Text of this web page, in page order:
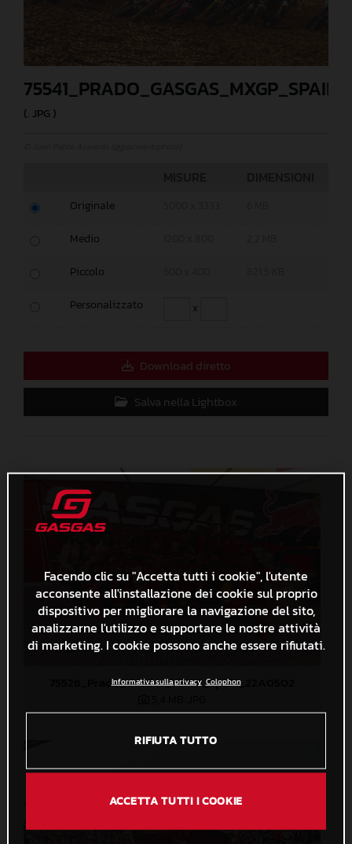
(. JPG )
Originale
Medio
Piccolo
Personalizzato x
Download diretto
Salva nella Lightbox
75526_Prado_GasGas_MXGP_Spain_22A0502
Facendo clic su "Accetta tutti i cookie", l'utente
acconsente all'installazione dei cookie sul proprio
dispositivo per migliorare la navigazione del sito,
analizzarne l'utilizzo e supportare le nostre attività
di marketing. I cookie possono anche essere rifiutati.
Informativa sulla privacy Colophon
RIFIUTA TUTTO
ACCETTA TUTTI I COOKIE